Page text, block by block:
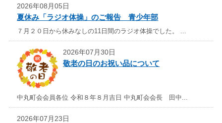
2026年08月05日
夏休み「ラジオ体操」のご報告 青少年部
７月２０日から休みなしの11日間のラジオ体操でした。 ...
2026年07月30日
敬老の日のお祝い品について
中丸町会会員各位 令和８年８月吉日 中丸町会会長 田中...
2026年07月23日